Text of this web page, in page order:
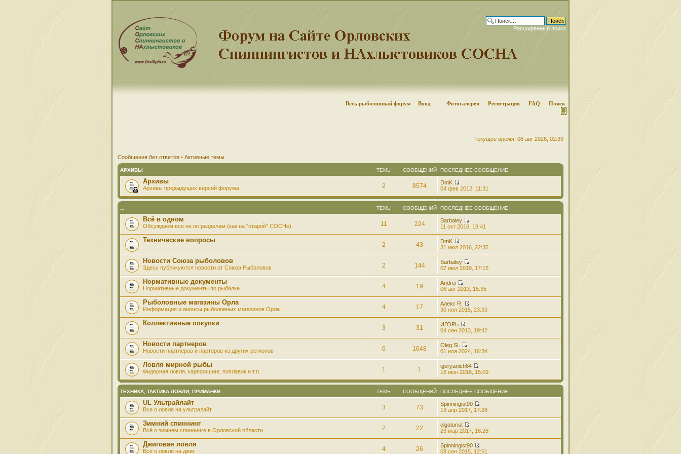
Расширенный поиск
Весь рыболовный форум Вход Фотогалерея Регистрация FAQ Поиск
Текущее время: 08 авг 2026, 02:39
Сообщения без ответов • Активные темы
АРХИВЫ ТЕМЫ СООБЩЕНИЙ ПОСЛЕДНЕЕ СООБЩЕНИЕ
Архивы
Архивы предыдущих версий форума 2 8574
DmK
04 фев 2012, 11:31
ТЕМЫ СООБЩЕНИЙ ПОСЛЕДНЕЕ СООБЩЕНИЕ
Всё в одном
Обсуждаем все не по разделам (как на "старой" СОСНе) 11 224
Barbaley
11 окт 2016, 19:41
Технические вопросы
2 43
DmK
31 июл 2016, 22:35
Новости Союза рыболовов
Здесь публикуются новости от Союза Рыболовов 2 144
Barbaley
07 июл 2019, 17:15
Нормативные документы
Нормативные документы по рыбалке 4 19
Andrei
06 авг 2013, 15:35
Рыболовные магазины Орла
Информация и анонсы рыболовных магазинов Орла. 4 17
Алекс R.
30 ноя 2015, 23:33
Коллективные покупки
3 31
ИГОРЬ
04 сен 2013, 19:42
Новости партнеров
Новости партнеров и партеров из других регионов 6 1648
Oleg SL
01 ноя 2024, 16:34
Ловля мирной рыбы
Фидерная ловля, карпфишинг, поплавок и т.п. 1 1
igoryanich64
16 июн 2016, 15:09
ТЕХНИКА, ТАКТИКА ЛОВЛИ, ПРИМАНКИ ТЕМЫ СООБЩЕНИЙ ПОСЛЕДНЕЕ СООБЩЕНИЕ
UL Ультрайлайт
Все о ловле на ультралайт 3 73
Spinningist90
19 апр 2017, 17:28
Зимний спиннинг
Всё о зимнем спиннинге в Орловской области 2 22
olgaturist
23 мар 2017, 16:26
Джиговая ловля
Всё о ловле на джиг 4 26
Spinningist90
08 сен 2015, 12:51